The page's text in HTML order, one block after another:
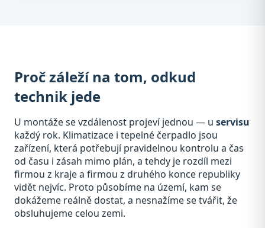
Proč záleží na tom, odkud
technik jede
U montáže se vzdálenost projeví jednou — u servisu
každý rok. Klimatizace i tepelné čerpadlo jsou
zařízení, která potřebují pravidelnou kontrolu a čas
od času i zásah mimo plán, a tehdy je rozdíl mezi
firmou z kraje a firmou z druhého konce republiky
vidět nejvíc. Proto působíme na území, kam se
dokážeme reálně dostat, a nesnažíme se tvářit, že
obsluhujeme celou zemi.